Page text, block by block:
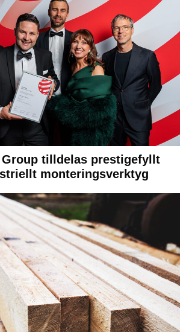
Group tilldelas prestigefyllt
monteringsverktyg